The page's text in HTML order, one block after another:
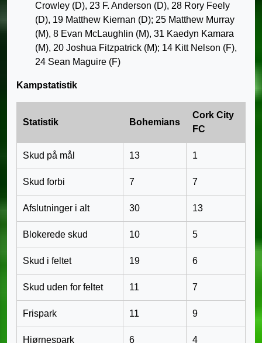
Crowley (D), 23 F. Anderson (D), 28 Rory Feely
(D), 19 Matthew Kiernan (D); 25 Matthew Murray
(M), 8 Evan McLaughlin (M), 31 Kaedyn Kamara
(M), 20 Joshua Fitzpatrick (M); 14 Kitt Nelson (F),
24 Sean Maguire (F)
Kampstatistik
Statistik Bohemians
Cork City
FC
Skud på mål 13 1
Skud forbi 7 7
Afslutninger i alt 30 13
Blokerede skud 10 5
Skud i feltet 19 6
Skud uden for feltet 11 7
Frispark 11 9
Hjørnespark 6 4